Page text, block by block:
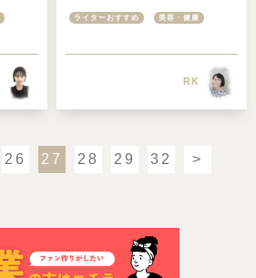
ライターおすすめ 美容・健康
RK
26 27 28 29 32 >